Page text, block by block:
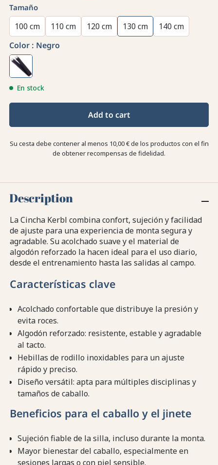
Tamaño
100 cm 110 cm 120 cm 130 cm
140 cm
Color : Negro
En stock
Add to cart
Su cesta debe contener al menos 10,00 € de los productos con el fin
de obtener recompensas de fidelidad.
Description
La Cincha Kerbl combina confort, sujeción y facilidad
de ajuste para una experiencia de monta segura y
agradable. Su acolchado suave y el material de
algodón reforzado la hacen ideal para el uso diario,
desde el entrenamiento hasta las salidas al campo.
Características clave
Acolchado confortable que distribuye la presión y
evita roces.
Algodón reforzado: resistente, estable y agradable
al tacto.
Hebillas de rodillo inoxidables para un ajuste
rápido y preciso.
Diseño versátil: apta para múltiples disciplinas y
tamaños de caballo.
Beneficios para el caballo y el jinete
Sujeción fiable de la silla, incluso durante la monta.
Mayor bienestar del caballo, especialmente en
sesiones largas o con piel sensible.